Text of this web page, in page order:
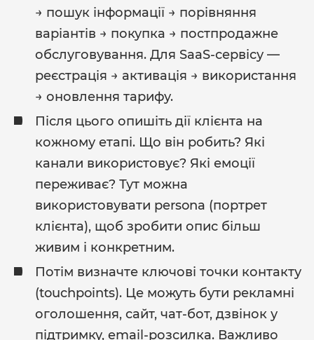
→ пошук інформації → порівняння
варіантів → покупка → постпродажне
обслуговування. Для SaaS-сервісу —
реєстрація → активація → використання
→ оновлення тарифу.
Після цього опишіть дії клієнта на
кожному етапі. Що він робить? Які
канали використовує? Які емоції
переживає? Тут можна
використовувати persona (портрет
клієнта), щоб зробити опис більш
живим і конкретним.
Потім визначте ключові точки контакту
(touchpoints). Це можуть бути рекламні
оголошення, сайт, чат-бот, дзвінок у
підтримку, email-розсилка. Важливо